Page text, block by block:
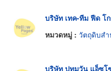
บริษัท เทค-ทีม ฟีด โ
หมวดหมู่ : วัตถุดิบส
บริษัท ปทุมวัน แอ็ซโ